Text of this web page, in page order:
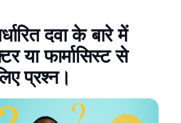
दवा के बारे में
या फार्मासिस्ट से
प्रश्न।